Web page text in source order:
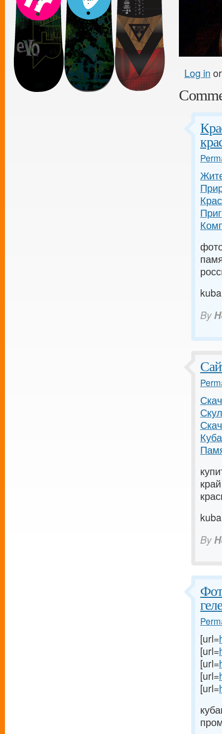
Log in
By
By
[url=
[url=
[url=
[url=
[url=